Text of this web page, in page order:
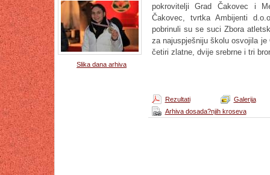
Slika dana arhiva
pokrovitelji Grad Čakovec i
Čakovec, tvrtka Ambijenti
pobrinuli su se suci Zbora
za najuspješniju školu osvojila je
četiri zlatne, dvije srebrne i tri
Rezultati
Galerija
Arhiva dosada?njih kroseva